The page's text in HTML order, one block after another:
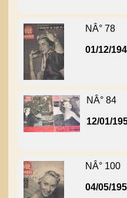
NÂ° 78
01/12/
NÂ° 84
12/01/
NÂ° 100
04/05/